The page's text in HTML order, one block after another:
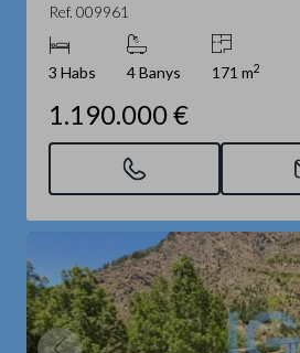
Ref. 009961
3 Habs 4 Banys 171 m2
1.190.000 €